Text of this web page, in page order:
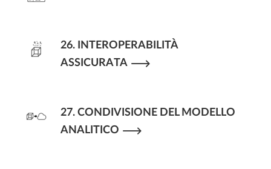
26. INTEROPERABILITÀ
ASSICURATA
27. CONDIVISIONE DEL MODELLO
ANALITICO